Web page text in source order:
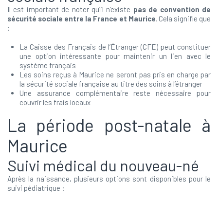
Il est important de noter qu’il n’existe pas de convention de
sécurité sociale entre la France et Maurice. Cela signifie que
:
La Caisse des Français de l’Étranger (CFE) peut constituer
une option intéressante pour maintenir un lien avec le
système français
Les soins reçus à Maurice ne seront pas pris en charge par
la sécurité sociale française au titre des soins à l’étranger
Une assurance complémentaire reste nécessaire pour
couvrir les frais locaux
La période post-natale à
Maurice
Suivi médical du nouveau-né
Après la naissance, plusieurs options sont disponibles pour le
suivi pédiatrique :